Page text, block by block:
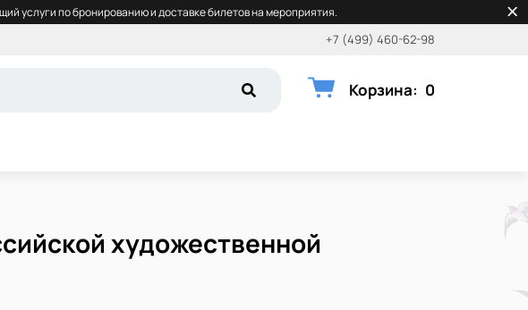
услуги по бронированию и доставке билетов на мероприятия.
+7 (499) 460-62-98
Корзина: 0
художественной